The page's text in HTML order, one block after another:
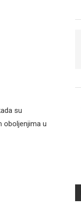
su
oboljenjima u